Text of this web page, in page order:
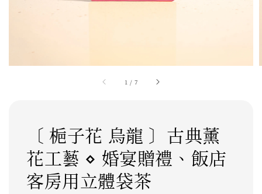
1 / 7
〔 梔子花 烏龍 〕古典薰
花工藝 ⋄ 婚宴贈禮、飯店
客房用立體袋茶